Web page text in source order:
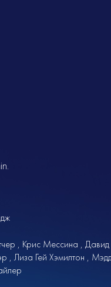
Крис Мессина Давид
Лиза Гей Хэмилтон